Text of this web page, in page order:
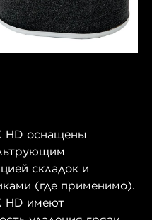
HD оснащены
складок и
(где применимо).
HD имеют